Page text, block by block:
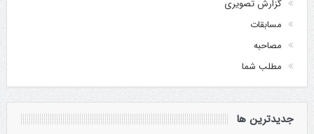
گزارش تصویری
مسابقات
مصاحبه
مطلب شما
جدیدترین ها